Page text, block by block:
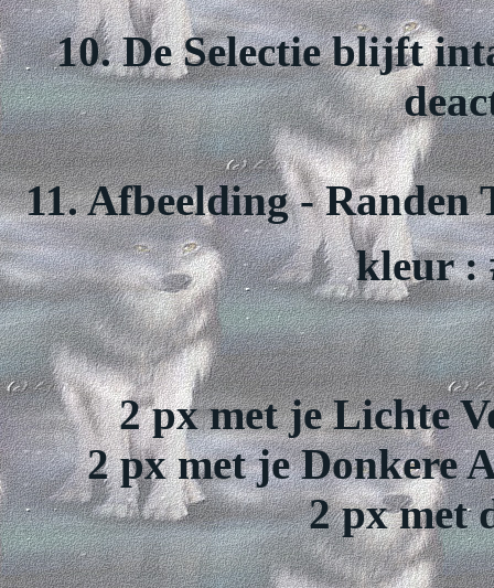
10. De Selectie blijft
11. Afbeelding - Randen
kleur :
2 px met je Lichte
2 px met je Donkere
2 px met